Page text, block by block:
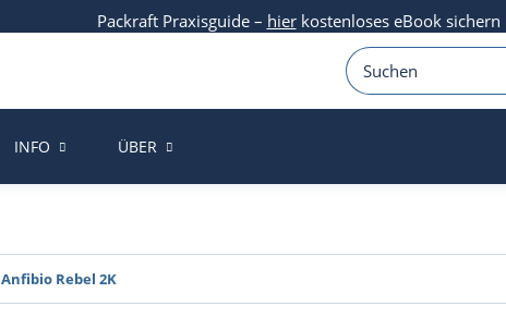
Packraft Praxisguide – hierkostenloses eBook sichern
INFO ÜBER
Anfibio Rebel 2K